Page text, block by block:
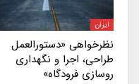
ایران
نظرخواهی «دستورالعمل
طراحی، اجرا و نگهداری
روسازی فرودگاه»